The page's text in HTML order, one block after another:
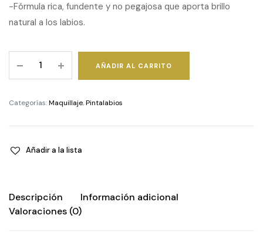
-Fórmula rica, fundente y no pegajosa que aporta brillo
natural a los labios.
Balm
-
Pink
AÑADIR AL CARRITO
Categorías:Maquillaje,Pintalabios
Añadir a la lista
Descripción
Información adicional
Valoraciones (0)